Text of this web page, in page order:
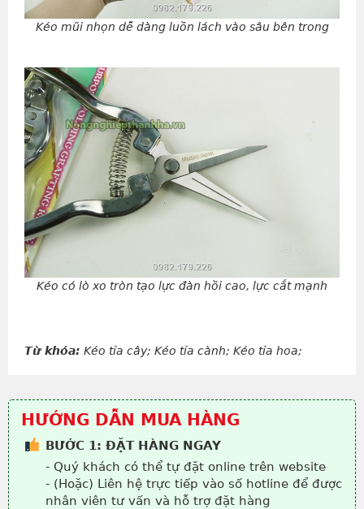
Kéo mũi nhọn dễ dàng luồn lách vào sâu bên trong
Kéo có lò xo tròn tạo lực đàn hồi cao, lực cắt mạnh
Từ khóa: Kéo tỉa cây; Kéo tỉa cành; Kéo tỉa hoa;
HƯỚNG DẪN MUA HÀNG
BƯỚC 1: ĐẶT HÀNG NGAY
- Quý khách có thể tự đặt online trên website
- (Hoặc) Liên hệ trực tiếp vào số hotline để được
nhân viên tư vấn và hỗ trợ đặt hàng